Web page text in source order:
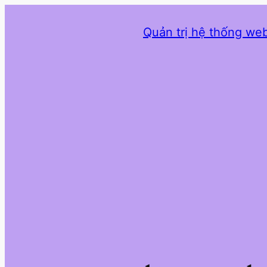
Quản trị hệ thống